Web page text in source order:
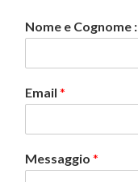
Nome e Cognome :
Email *
Messaggio *